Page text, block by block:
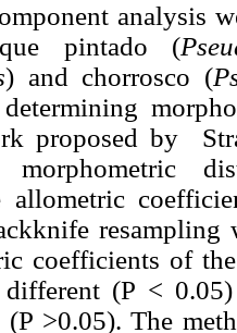
analysis
pintado (
) and chorrosco (
proposed by
allometric
resampling
coefficients of
different (P <
(P >0.05). The